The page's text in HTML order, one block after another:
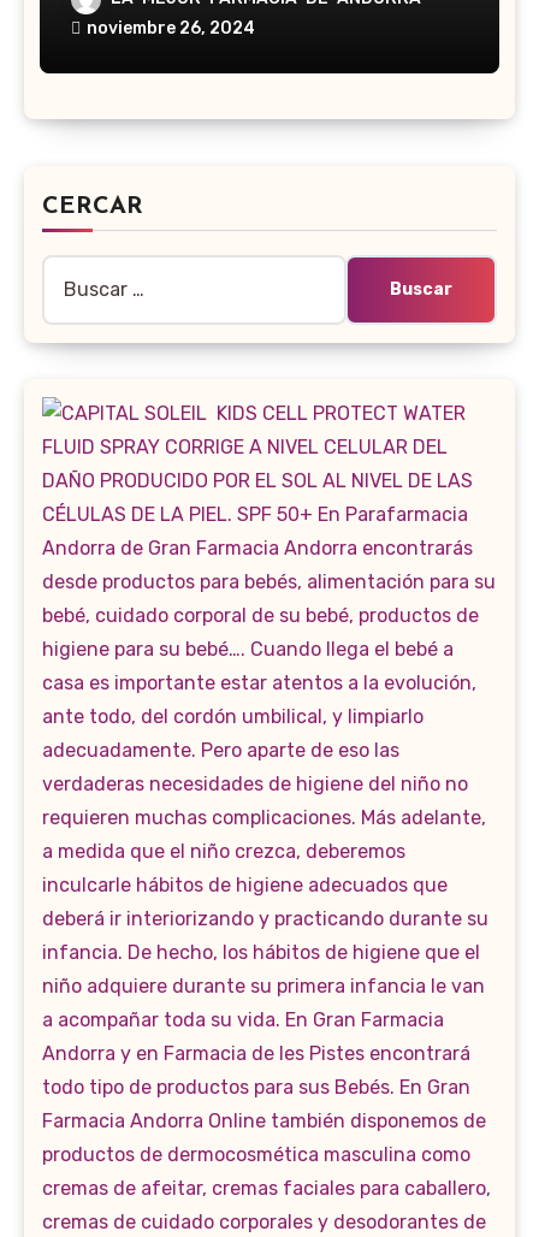
noviembre 26, 2024
CERCAR